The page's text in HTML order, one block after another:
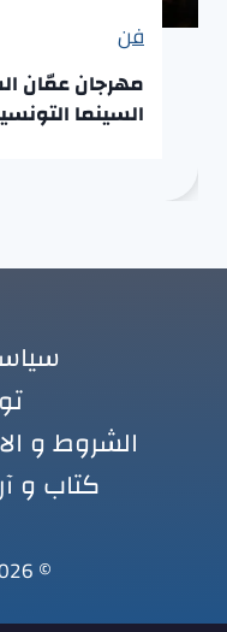
فن
مهرجان عمّان
السينما
الشروط و
كتاب و
© 2026 الكويت بوست